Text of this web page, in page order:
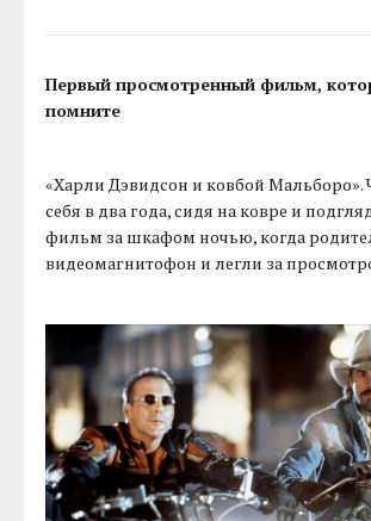
Первый просмотренный фильм,
помните
«Харли Дэвидсон и ковбой Мальборо».
себя в два года, сидя на ковре и
фильм за шкафом ночью, когда
видеомагнитофон и легли за